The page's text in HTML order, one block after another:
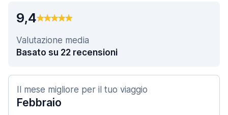
9,4
Valutazione media
Basato su 22 recensioni
Il mese migliore per il tuo viaggio
Febbraio